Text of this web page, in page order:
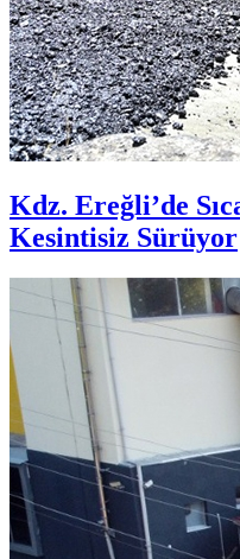
Kdz. Ereğli’de
Kesintisiz Sürüyor